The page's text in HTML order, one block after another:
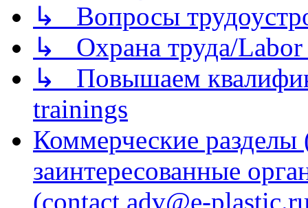
↳ Вопросы
↳ Охрана труда/Labor
↳ Повышаем
trainings
Коммерческие
заинтересованные
(contact adv@e-